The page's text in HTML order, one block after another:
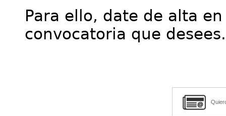
Para ello, date de alta
convocatoria que desees.